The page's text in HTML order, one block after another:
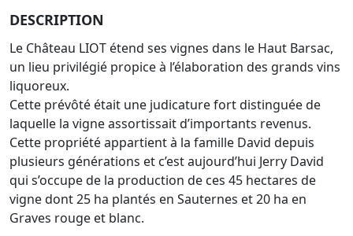
DESCRIPTION
Le Château LIOT étend ses vignes dans le Haut Barsac,
un lieu privilégié propice à l’élaboration des grands vins
liquoreux.
Cette prévôté était une judicature fort distinguée de
laquelle la vigne assortissait d’importants revenus.
Cette propriété appartient à la famille David depuis
plusieurs générations et c’est aujourd’hui Jerry David
qui s’occupe de la production de ces 45 hectares de
vigne dont 25 ha plantés en Sauternes et 20 ha en
Graves rouge et blanc.